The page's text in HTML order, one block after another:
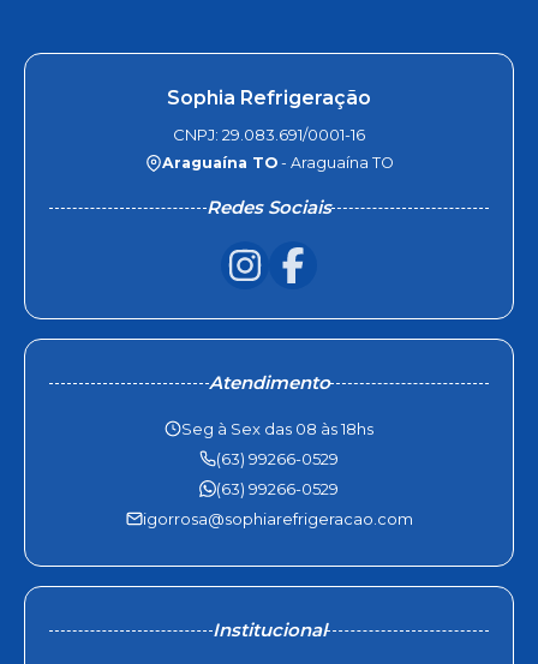
Sophia Refrigeração
CNPJ: 29.083.691/0001-16
Araguaína TO- Araguaína TO
Redes Sociais
Atendimento
Seg à Sex das 08 às 18hs
(63) 99266-0529
(63) 99266-0529
igorrosa@sophiarefrigeracao.com
Institucional